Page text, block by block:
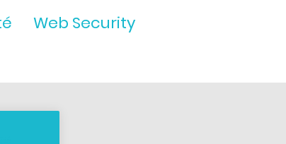
Web Security